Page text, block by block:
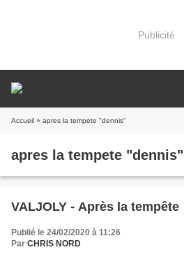
Publicité
Accueil » apres la tempete "dennis"
apres la tempete "dennis"
VALJOLY - Après la tempête
Publié le 24/02/2020 à 11:26
Par CHRIS NORD